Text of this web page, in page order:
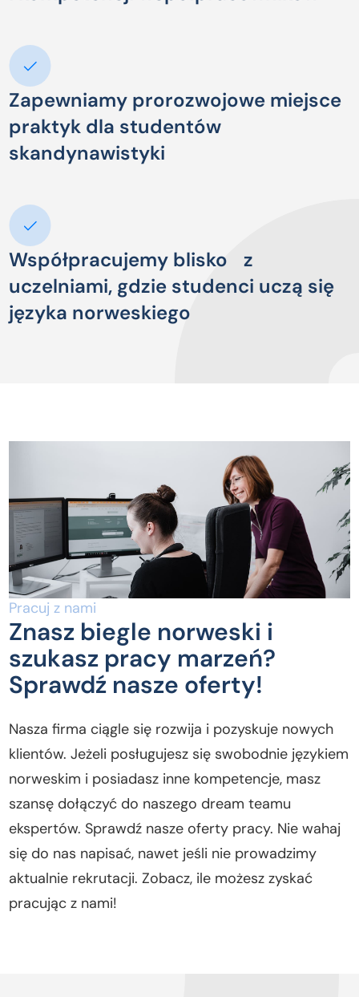
Zapewniamy prorozwojowe miejsce
praktyk dla studentów
skandynawistyki
Współpracujemy blisko z
uczelniami, gdzie studenci uczą się
języka norweskiego
Pracuj z nami
Znasz biegle norweski i
szukasz pracy marzeń?
Sprawdź nasze oferty!
Nasza firma ciągle się rozwija i pozyskuje nowych
klientów. Jeżeli posługujesz się swobodnie językiem
norweskim i posiadasz inne kompetencje, masz
szansę dołączyć do naszego dream teamu
ekspertów. Sprawdź nasze oferty pracy. Nie wahaj
się do nas napisać, nawet jeśli nie prowadzimy
aktualnie rekrutacji. Zobacz, ile możesz zyskać
pracując z nami!